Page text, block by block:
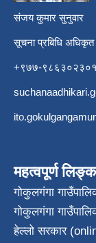
संजय कुमार सुनुवार
सूचना प्रबिधि अधिकृत
+९७७-
महत्वपूर्ण
गोकुलगंगा
गोकुलगंगा
हेल्लो सरकार